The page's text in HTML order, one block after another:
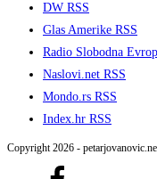
DW RSS
Glas Amerike RSS
Radio Slobodna
Naslovi.net RSS
Mondo.rs RSS
Index.hr RSS
Copyright 2026 -